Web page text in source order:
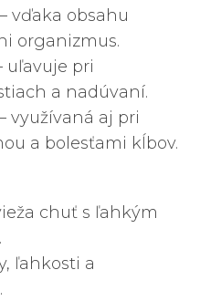
– vďaka obsahu
organizmus.
uľavuje pri
a nadúvaní.
využívaná aj pri
a bolesťami kĺbov.
chuť s ľahkým
ľahkosti a